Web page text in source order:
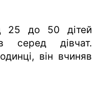
25 до 50 дітей
серед дівчат.
він вчиняв